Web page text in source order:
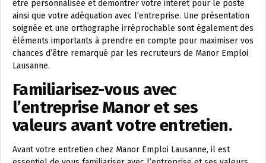
être personnalisée et démontrer votre intérêt pour le poste
ainsi que votre adéquation avec l’entreprise. Une présentation
soignée et une orthographe irréprochable sont également des
éléments importants à prendre en compte pour maximiser vos
chances d’être remarqué par les recruteurs de Manor Emploi
Lausanne.
Familiarisez-vous avec
l’entreprise Manor et ses
valeurs avant votre entretien.
Avant votre entretien chez Manor Emploi Lausanne, il est